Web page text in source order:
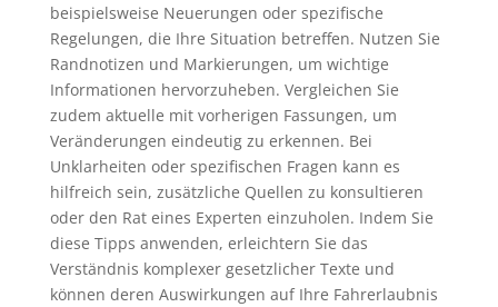
beispielsweise Neuerungen oder spezifische
Regelungen, die Ihre Situation betreffen. Nutzen Sie
Randnotizen und Markierungen, um wichtige
Informationen hervorzuheben. Vergleichen Sie
zudem aktuelle mit vorherigen Fassungen, um
Veränderungen eindeutig zu erkennen. Bei
Unklarheiten oder spezifischen Fragen kann es
hilfreich sein, zusätzliche Quellen zu konsultieren
oder den Rat eines Experten einzuholen. Indem Sie
diese Tipps anwenden, erleichtern Sie das
Verständnis komplexer gesetzlicher Texte und
können deren Auswirkungen auf Ihre Fahrerlaubnis